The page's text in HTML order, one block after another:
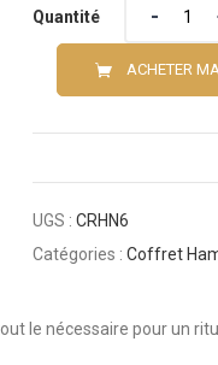
Quantité
ACHETER
UGS : CRHN6
Catégories : Coffret
le nécessaire pour un